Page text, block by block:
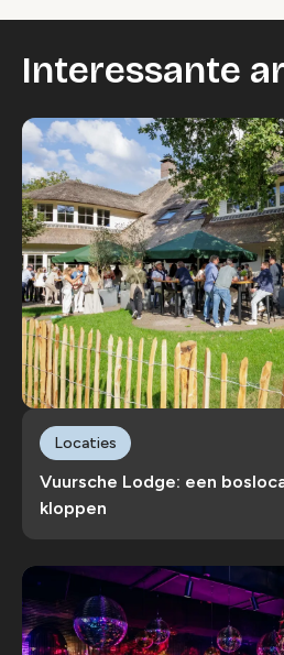
Interessante
Vuursche Lodge: een
kloppen
Locaties